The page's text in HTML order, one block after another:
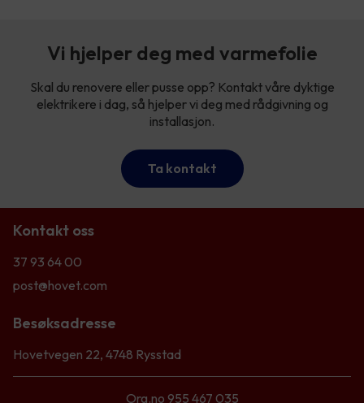
Vi hjelper deg med varmefolie
Skal du renovere eller pusse opp? Kontakt våre dyktige
elektrikere i dag, så hjelper vi deg med rådgivning og
installasjon.
Ta kontakt
Kontakt oss
37 93 64 00
post@hovet.com
Besøksadresse
Hovetvegen 22, 4748 Rysstad
Org.no 955 467 035